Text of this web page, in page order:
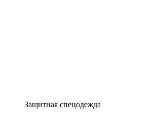
Защитная спецодежда